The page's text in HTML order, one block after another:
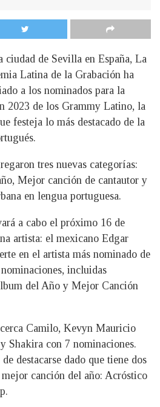
ciudad de Sevilla en España, La
Latina de la Grabación ha
a los nominados para la
2023 de los Grammy Latino, la
festeja lo más destacado de la
tres nuevas categorías:
Mejor canción de cantautor y
en lengua portuguesa.
a cabo el próximo 16 de
artista: el mexicano Edgar
en el artista más nominado de
incluidas
del Año y Mejor Canción
Camilo, Kevyn Mauricio
Shakira con 7 nominaciones.
destacarse dado que tiene dos
mejor canción del año: Acróstico